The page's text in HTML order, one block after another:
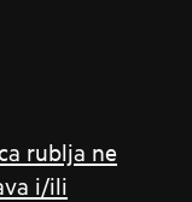
rublja ne
i/ili